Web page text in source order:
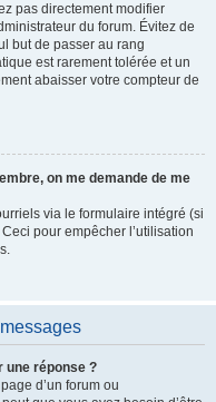
pas directement modifier
du forum. Évitez de
but de passer au rang
est rarement tolérée et un
abaisser votre compteur de
on me demande de me
via le formulaire intégré (si
pour empêcher l’utilisation
une réponse ?
d’un forum ou